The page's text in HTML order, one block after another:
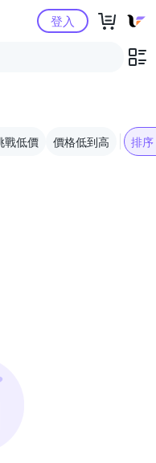
購物中心登入
戰低價 價格低到高 排序